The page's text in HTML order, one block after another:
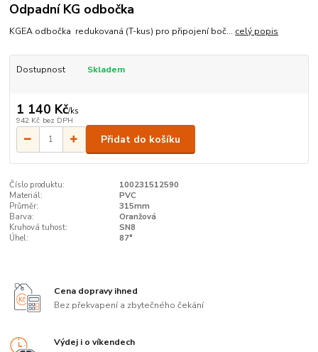
Odpadní KG odbočka
KGEA odbočka redukovaná (T-kus) pro připojení boč... celý popis
Dostupnost Skladem
1 140 Kč/ks
942 Kč bez DPH
Přidat do košíku
Číslo produktu:
100231512590
Materiál:
PVC
Průměr:
315mm
Barva:
Oranžová
Kruhová tuhost:
SN8
Úhel:
87°
Cena dopravy ihned
Bez překvapení a zbytečného čekání
Výdej i o víkendech